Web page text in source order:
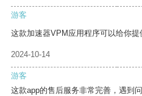
游客
这款加速器VPM应用程序可以给你提
2024-10-14
游客
这款app的售后服务非常完善，遇到